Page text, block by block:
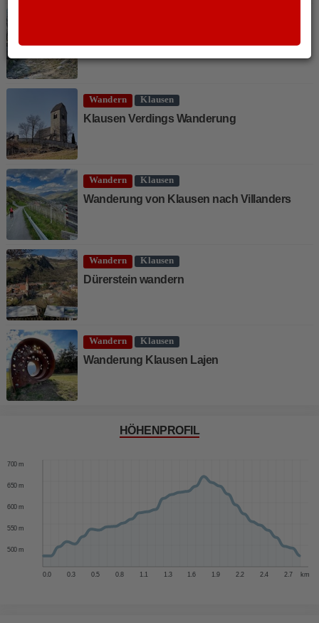
Wandern Klausen
Klausen Verdings Wanderung
Wandern Klausen
Wanderung von Klausen nach Villanders
Wandern Klausen
Dürerstein wandern
Wandern Klausen
Wanderung Klausen Lajen
HÖHENPROFIL
0.0 0.3 0.5 0.8 1.1 1.3 1.6 1.9 2.2 2.4 2.7 km
500 m
550 m
600 m
650 m
700 m